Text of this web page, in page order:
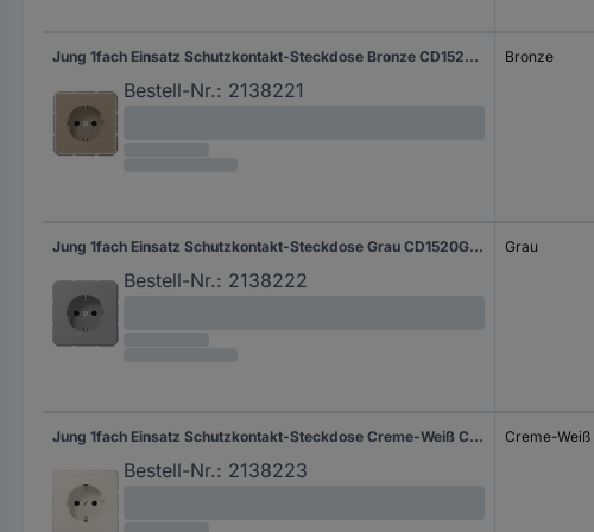
Jung 1fach Einsatz Schutzkontakt-Steckdose Bronze CD1520GB 1 St.
Bestell-Nr.: 2138221
Bronze
Jung 1fach Einsatz Schutzkontakt-Steckdose Grau CD1520GR 1 St.
Bestell-Nr.: 2138222
Grau
Jung 1fach Einsatz Schutzkontakt-Steckdose Creme-Weiß CD1520NBF 1 St.
Bestell-Nr.: 2138223
Creme-Weiß